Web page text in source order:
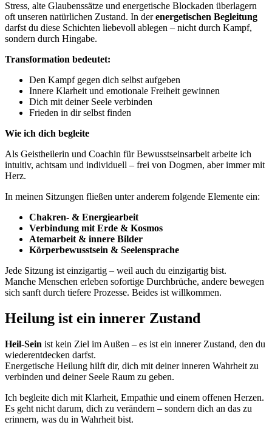
Stress, alte Glaubenssätze und energetische Blockaden überlagern
oft unseren natürlichen Zustand. In derenergetischen Begleitung
darfst du diese Schichten liebevoll ablegen – nicht durch Kampf,
sondern durch Hingabe.
Transformation bedeutet:
Den Kampf gegen dich selbst aufgeben
Innere Klarheit und emotionale Freiheit gewinnen
Dich mit deiner Seele verbinden
Frieden in dir selbst finden
Wie ich dich begleite
Als Geistheilerin und Coachin für Bewusstseinsarbeit arbeite ich
intuitiv, achtsam und individuell – frei von Dogmen, aber immer mit
Herz.
In meinen Sitzungen fließen unter anderem folgende Elemente ein:
Chakren- & Energiearbeit
Verbindung mit Erde & Kosmos
Atemarbeit & innere Bilder
Körperbewusstsein & Seelensprache
Jede Sitzung ist einzigartig – weil auch du einzigartig bist.
Manche Menschen erleben sofortige Durchbrüche, andere bewegen
sich sanft durch tiefere Prozesse. Beides ist willkommen.
Heilung ist ein innerer Zustand
Heil-Sein ist kein Ziel im Außen – es ist ein innerer Zustand, den du
wiederentdecken darfst.
Energetische Heilung hilft dir, dich mit deiner inneren Wahrheit zu
verbinden und deiner Seele Raum zu geben.
Ich begleite dich mit Klarheit, Empathie und einem offenen Herzen.
Es geht nicht darum, dich zu verändern – sondern dich an das zu
erinnern, was du in Wahrheit bist.